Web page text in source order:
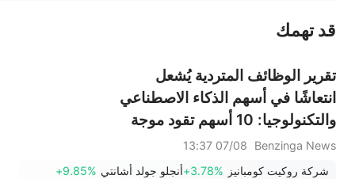
عند الضرورة، يرجى استشارة مستشار استثمار محترف. لا تقدم منصة سهم أي مشورة استثمارية، ولا تقدم أي التزامات أو ضمانات.
قد تهمك
تقرير الوظائف المتردية يُشعل
انتعاشًا في أسهم الذكاء الاصطناعي
والتكنولوجيا: 10 أسهم تقود موجة
الصعود يوم الجمعة
Benzinga News
07/08 13:37
شركة روكيت كومبانيز +3.78%أنجلو جولد أشانتي +9.85%